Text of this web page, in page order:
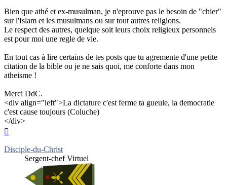
Bien que athé et ex-musulman, je n'eprouve pas le besoin de "chier"
sur l'Islam et les musulmans ou sur tout autres religions.
Le respect des autres, quelque soit leurs choix religieux personnels
est pour moi une regle de vie.
En tout cas à lire certains de tes posts que tu agremente d'une petite
citation de la bible ou je ne sais quoi, me conforte dans mon
atheisme !
Merci DdC.
<div align="left">La dictature c'est ferme ta gueule, la democratie
c'est cause toujours (Coluche)
</div>
Disciple-du-Christ
Sergent-chef Virtuel